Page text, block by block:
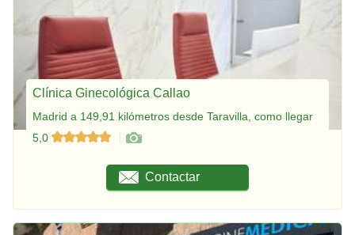
Clínica Ginecológica Callao
Madrid a 149,91 kilómetros desde Taravilla, como llegar
5,0
Contactar